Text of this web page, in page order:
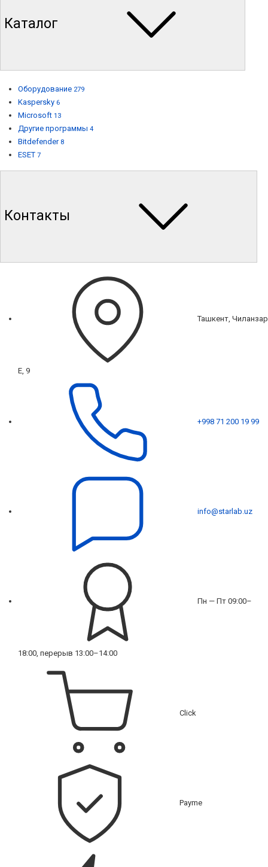
Каталог
Оборудование 279
Kaspersky 6
Microsoft 13
Другие программы 4
Bitdefender 8
ESET 7
Контакты
Ташкент, Чиланзар
Е, 9
+998 71 200 19 99
info@starlab.uz
Пн — Пт 09:00–
18:00, перерыв 13:00–14:00
Click
Payme